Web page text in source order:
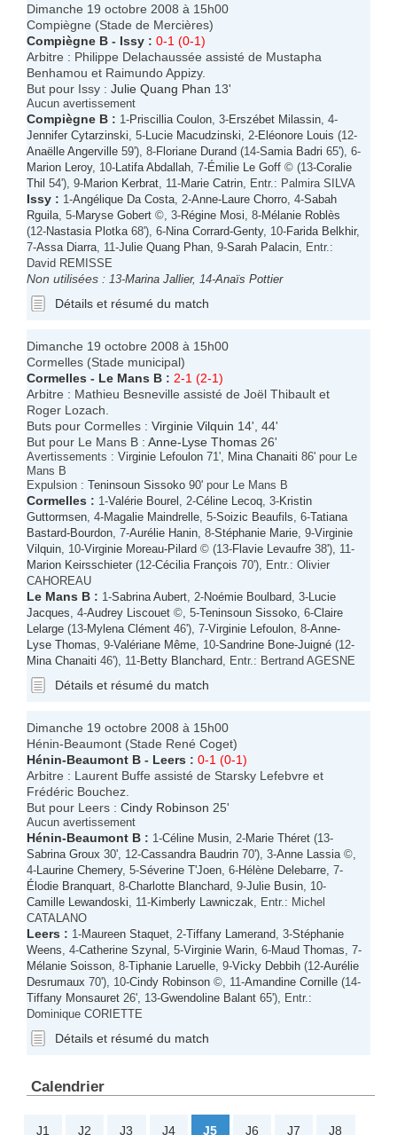
Dimanche 19 octobre 2008 à 15h00
Compiègne (Stade de Mercières)
Compiègne B - Issy : 0-1 (0-1)
Arbitre : Philippe Delachaussée assisté de Mustapha
Benhamou et Raimundo Appizy.
But pour Issy : Julie Quang Phan 13'
Aucun avertissement
Compiègne B : 1-Priscillia Coulon , 3-Erszébet Milassin , 4-
Jennifer Cytarzinski , 5- Lucie Macudzinski , 2-Eléonore Louis (12-
Anaëlle Angerville 59'), 8-Floriane Durand (14-Samia Badri 65'), 6-
Marion Leroy, 10- Latifa Abdallah , 7-Émilie Le Goff © (13-Coralie
Thil 54'), 9-Marion Kerbrat , 11-Marie Catrin , Entr.: Palmira SILVA
Issy : 1-Angélique Da Costa , 2-Anne-Laure Chorro , 4-Sabah
Rguila , 5-Maryse Gobert ©, 3-Régine Mosi , 8-Mélanie Roblès
(12-Nastasia Plotka 68'), 6-Nina Corrard-Genty, 10-Farida Belkhir,
7-Assa Diarra , 11-Julie Quang Phan , 9-Sarah Palacin , Entr.:
David REMISSE
Non utilisées : 13-Marina Jallier, 14-Anaïs Pottier
Détails et résumé du match
Dimanche 19 octobre 2008 à 15h00
Cormelles (Stade municipal)
Cormelles - Le Mans B : 2-1 (2-1)
Arbitre : Mathieu Besneville assisté de Joël Thibault et
Roger Lozach.
Buts pour Cormelles : Virginie Vilquin 14', 44'
But pour Le Mans B : Anne-Lyse Thomas 26'
Avertissements : Virginie Lefoulon 71', Mina Chanaiti 86' pour Le
Mans B
Expulsion : Teninsoun Sissoko 90' pour Le Mans B
Cormelles : 1-Valérie Bourel , 2-Céline Lecoq , 3-Kristin
Guttormsen , 4-Magalie Maindrelle , 5-Soizic Beaufils , 6-Tatiana
Bastard-Bourdon , 7-Aurélie Hanin , 8-Stéphanie Marie , 9-Virginie
Vilquin , 10-Virginie Moreau-Pilard © (13-Flavie Levaufre 38'), 11-
Marion Keirsschieter (12-Cécilia François 70'), Entr.: Olivier
CAHOREAU
Le Mans B : 1-Sabrina Aubert , 2-Noémie Boulbard , 3- Lucie
Jacques , 4-Audrey Liscouet ©, 5-Teninsoun Sissoko , 6-Claire
Lelarge (13-Mylena Clément 46'), 7-Virginie Lefoulon , 8-Anne-
Lyse Thomas , 9-Valériane Même , 10-Sandrine Bone-Juigné (12-
Mina Chanaiti 46'), 11-Betty Blanchard , Entr.: Bertrand AGESNE
Détails et résumé du match
Dimanche 19 octobre 2008 à 15h00
Hénin-Beaumont (Stade René Coget)
Hénin-Beaumont B - Leers : 0-1 (0-1)
Arbitre : Laurent Buffe assisté de Starsky Lefebvre et
Frédéric Bouchez.
But pour Leers : Cindy Robinson 25'
Aucun avertissement
Hénin-Beaumont B : 1-Céline Musin , 2-Marie Théret (13-
Sabrina Groux 30', 12-Cassandra Baudrin 70'), 3-Anne Lassia ©,
4- Laurine Chemery, 5-Séverine T'Joen , 6-Hélène Delebarre , 7-
Élodie Branquart , 8-Charlotte Blanchard , 9-Julie Busin , 10-
Camille Lewandoski , 11-Kimberly Lawniczak , Entr.: Michel
CATALANO
Leers : 1-Maureen Staquet , 2-Tiffany Lamerand , 3-Stéphanie
Weens , 4-Catherine Szynal , 5-Virginie Warin , 6-Maud Thomas , 7-
Mélanie Soisson , 8-Tiphanie Laruelle , 9-Vicky Debbih (12-Aurélie
Desrumaux 70'), 10-Cindy Robinson ©, 11-Amandine Cornille (14-
Tiffany Monsauret 26', 13-Gwendoline Balant 65'), Entr.:
Dominique CORIETTE
Détails et résumé du match
Calendrier
J1 J2 J3 J4 J5 J6 J7 J8